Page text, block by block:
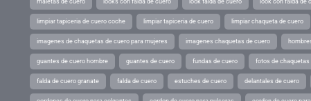
limpiar tapiceria de cuero coche limpiar tapiceria de cuero limpiar chaqueta de cuero
imagenes de chaquetas de cuero para mujeres imagenes chaquetas de cuero
guantes de cuero hombre guantes de cuero fundas de cuero fotos de chaquetas
falda de cuero granate falda de cuero estuches de cuero delantales de cuero